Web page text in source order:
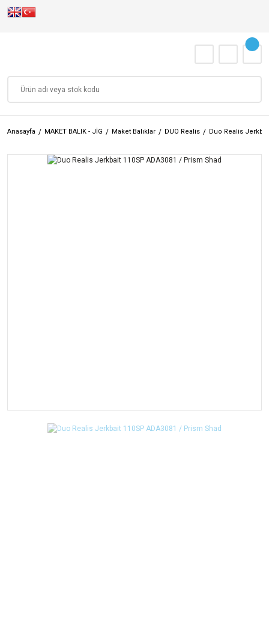
Anasayfa MAKET BALIK - JİG Maket Balıklar DUO Realis Duo Realis